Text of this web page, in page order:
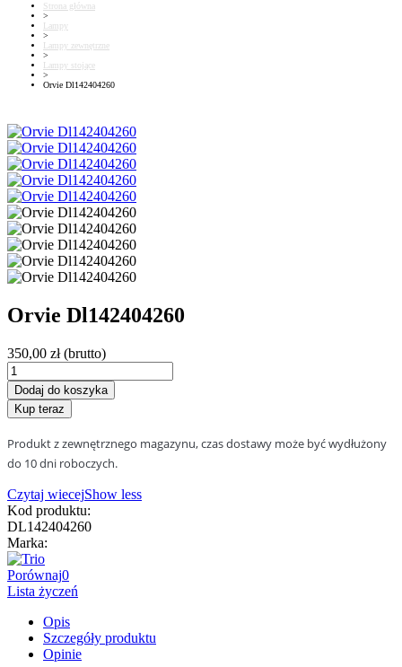
Strona główna
>
Lampy
>
Lampy zewnętrzne
>
Lampy stojące
>
Orvie Dl142404260
Orvie Dl142404260
350,00 zł (brutto)
Dodaj do koszyka
Kup teraz
Produkt z zewnętrznego magazynu, czas dostawy może być wydłużony
do 10 dni roboczych.
Czytaj wiecejShow less
Kod produktu:
DL142404260
Marka:
Porównaj0
Lista życzeń
Opis
Szczegóły produktu
Opinie